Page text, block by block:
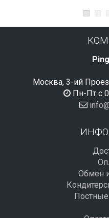
Москва, 3-ий
Пн-Пт с
Обмен